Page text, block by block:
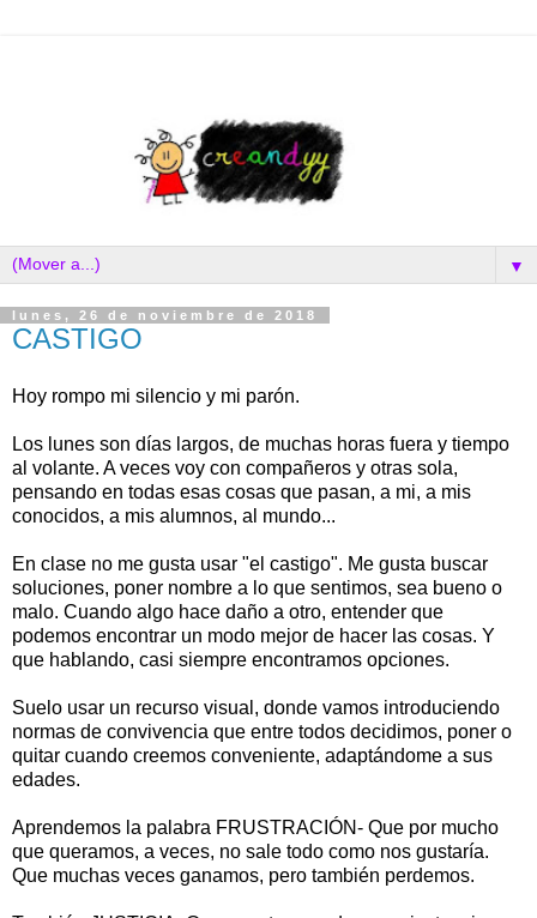
▼
lunes, 26 de noviembre de 2018
CASTIGO
Hoy rompo mi silencio y mi parón.
Los lunes son días largos, de muchas horas fuera y tiempo
al volante. A veces voy con compañeros y otras sola,
pensando en todas esas cosas que pasan, a mi, a mis
conocidos, a mis alumnos, al mundo...
En clase no me gusta usar "el castigo". Me gusta buscar
soluciones, poner nombre a lo que sentimos, sea bueno o
malo. Cuando algo hace daño a otro, entender que
podemos encontrar un modo mejor de hacer las cosas. Y
que hablando, casi siempre encontramos opciones.
Suelo usar un recurso visual, donde vamos introduciendo
normas de convivencia que entre todos decidimos, poner o
quitar cuando creemos conveniente, adaptándome a sus
edades.
Aprendemos la palabra FRUSTRACIÓN- Que por mucho
que queramos, a veces, no sale todo como nos gustaría.
Que muchas veces ganamos, pero también perdemos.